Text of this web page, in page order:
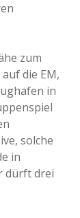
zum
die EM,
in
solche
in
dürft drei